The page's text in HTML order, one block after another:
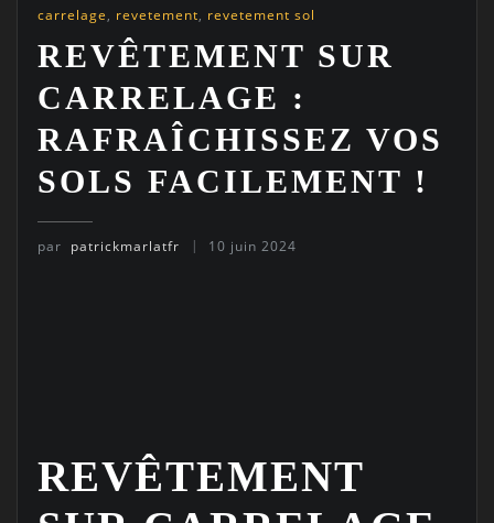
carrelage, revetement, revetement sol
REVÊTEMENT SUR
CARRELAGE :
RAFRAÎCHISSEZ VOS
SOLS FACILEMENT !
par patrickmarlatfr 10 juin 2024
REVÊTEMENT